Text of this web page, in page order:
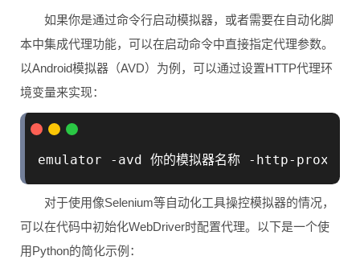
如果你是通过命令行启动模拟器，或者需要在自动化脚
本中集成代理功能，可以在启动命令中直接指定代理参数。
以Android模拟器（AVD）为例，可以通过设置HTTP代理环
境变量来实现：
对于使用像Selenium等自动化工具操控模拟器的情况，
可以在代码中初始化WebDriver时配置代理。以下是一个使
用Python的简化示例：